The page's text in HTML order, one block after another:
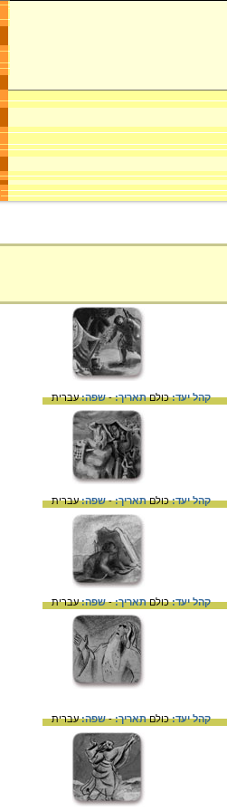
קהל יעד:כולםתאריך:-שפה:עברית
קהל יעד:כולםתאריך:-שפה:עברית
קהל יעד:כולםתאריך:-שפה:עברית
קהל יעד:כולםתאריך:-שפה:עברית